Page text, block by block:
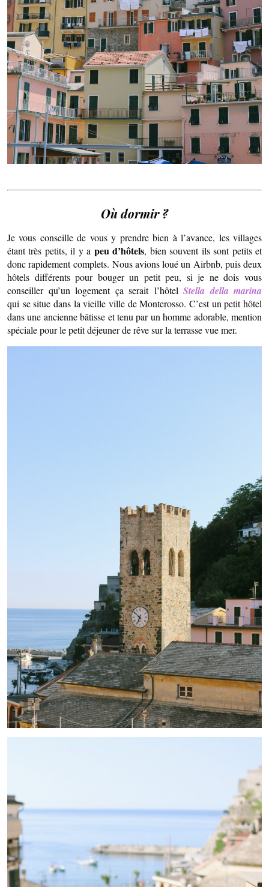
Où dormir ?
Je vous conseille de vous y prendre bien à l’avance, les villages
étant très petits, il y a peu d’hôtels, bien souvent ils sont petits et
donc rapidement complets. Nous avions loué un Airbnb, puis deux
hôtels différents pour bouger un petit peu, si je ne dois vous
conseiller qu’un logement ça serait l’hôtel Stella della marina
qui se situe dans la vieille ville de Monterosso. C’est un petit hôtel
dans une ancienne bâtisse et tenu par un homme adorable, mention
spéciale pour le petit déjeuner de rêve sur la terrasse vue mer.